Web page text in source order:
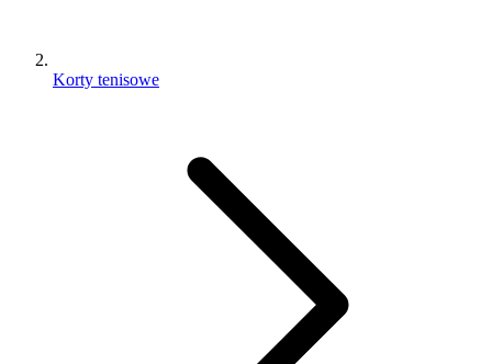
Korty tenisowe